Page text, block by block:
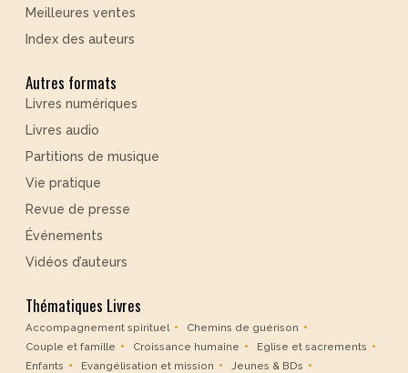
Meilleures ventes
Index des auteurs
Autres formats
Livres numériques
Livres audio
Partitions de musique
Vie pratique
Revue de presse
Événements
Vidéos d’auteurs
Thématiques Livres
Accompagnement spirituel
Chemins de guérison
Couple et famille
Croissance humaine
Eglise et sacrements
Enfants
Evangélisation et mission
Jeunes & BDs